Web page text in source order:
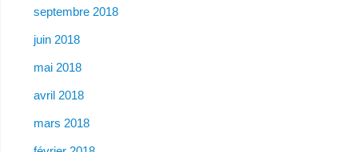
septembre 2018
juin 2018
mai 2018
avril 2018
mars 2018